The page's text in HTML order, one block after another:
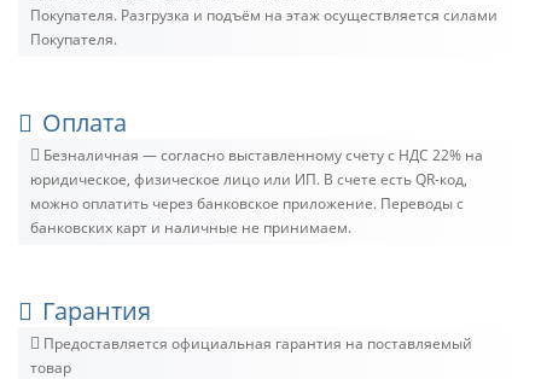
Покупателя. Разгрузка и подъём на этаж осуществляется силами
Покупателя.
Оплата
Безналичная — согласно выставленному счету c НДС 22% на
юридическое, физическое лицо или ИП. В счете есть QR-код,
можно оплатить через банковское приложение. Переводы с
банковских карт и наличные не принимаем.
Гарантия
Предоставляется официальная гарантия на поставляемый
товар